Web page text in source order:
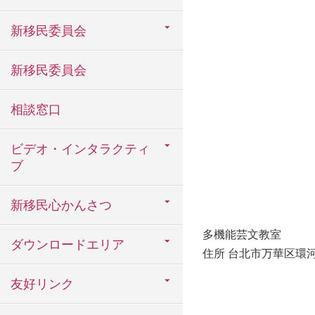
新移民委員会
新移民委員会
相談窓口
ビデオ・インタラクティ
ブ
新移民心かんさつ
ダウンロードエリア
友好リンク
多機能芸文教室
住所 台北市万華区環